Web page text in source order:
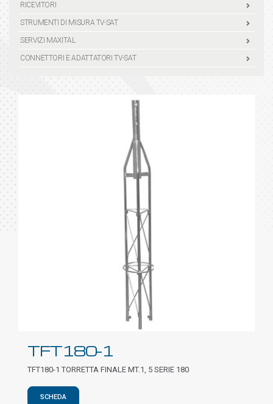
RICEVITORI
STRUMENTI DI MISURA TV-SAT
SERVIZI MAXITAL
CONNETTORI E ADATTATORI TV-SAT
TFT180-1
TFT180-1 TORRETTA FINALE MT.1, 5 SERIE 180
SCHEDA